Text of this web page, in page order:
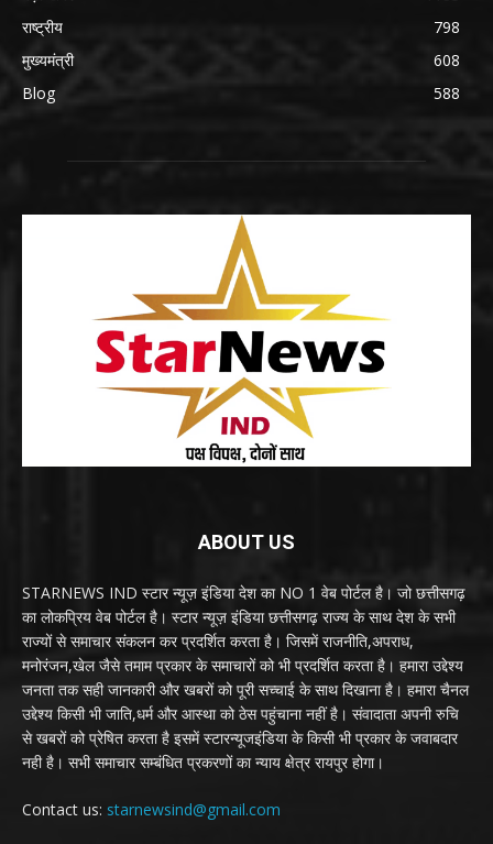
राष्ट्रीय
798
मुख्यमंत्री
608
Blog
588
ABOUT US
STARNEWS IND स्टार न्यूज़ इंडिया देश का NO 1 वेब पोर्टल है। जो छत्तीसगढ़
का लोकप्रिय वेब पोर्टल है। स्टार न्यूज़ इंडिया छत्तीसगढ़ राज्य के साथ देश के सभी
राज्यों से समाचार संकलन कर प्रदर्शित करता है। जिसमें राजनीति,अपराध,
मनोरंजन,खेल जैसे तमाम प्रकार के समाचारों को भी प्रदर्शित करता है। हमारा उद्देश्य
जनता तक सही जानकारी और खबरों को पूरी सच्चाई के साथ दिखाना है। हमारा चैनल
उद्देश्य किसी भी जाति,धर्म और आस्था को ठेस पहुंचाना नहीं है। संवादाता अपनी रुचि
से खबरों को प्रेषित करता है इसमें स्टारन्यूजइंडिया के किसी भी प्रकार के जवाबदार
नही है। सभी समाचार सम्बंधित प्रकरणों का न्याय क्षेत्र रायपुर होगा।
Contact us: starnewsind@gmail.com